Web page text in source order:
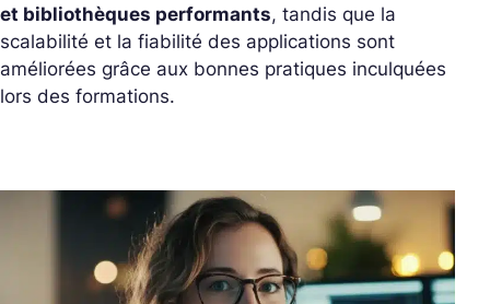
et bibliothèques performants, tandis que la
scalabilité et la fiabilité des applications sont
améliorées grâce aux bonnes pratiques inculquées
lors des formations.